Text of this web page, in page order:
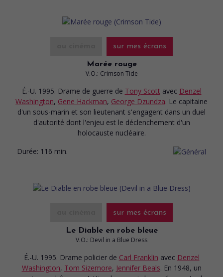
sur mes écrans
Marée rouge
V.O.: Crimson Tide
É.-U. 1995. Drame de guerre de Tony Scott avec Denzel
Washington, Gene Hackman, George Dzundza. Le capitaine
d'un sous-marin et son lieutenant s'engagent dans un duel
d'autorité dont l'enjeu est le déclenchement d'un
holocauste nucléaire.
Durée: 116 min.
sur mes écrans
Le Diable en robe bleue
V.O.: Devil in a Blue Dress
É.-U. 1995. Drame policier de Carl Franklin avec Denzel
Washington, Tom Sizemore, Jennifer Beals. En 1948, un